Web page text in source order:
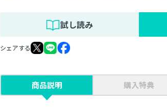
試し読み
シェアする
商品説明 購入特典